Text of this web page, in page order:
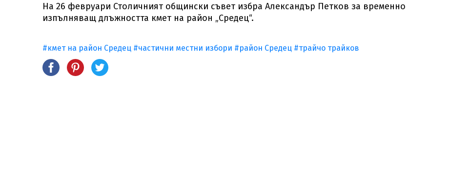
На 26 февруари Столичният общински съвет избра Александър Петков за временно
изпълняващ длъжността кмет на район „Средец“.
#кмет на район Средец #частични местни избори #район Средец #трайчо трайков